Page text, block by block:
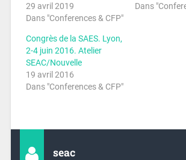
29 avril 2019
Dans "Conferences & CFP"
Dans
Congrès de la SAES. Lyon,
2-4 juin 2016. Atelier
SEAC/Nouvelle
19 avril 2016
Dans "Conferences & CFP"
seac